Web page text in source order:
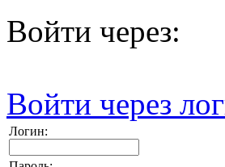
Войти через:
Войти через
Логин: